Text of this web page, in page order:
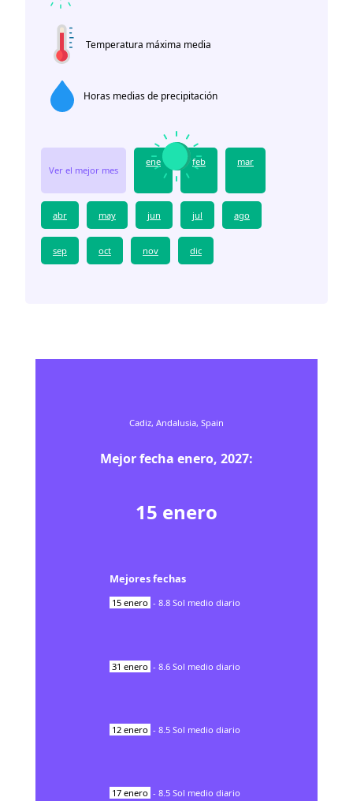
Temperatura máxima media
Horas medias de precipitación
Ver el mejor mes
ene feb mar
abr may jun jul ago
sep oct nov dic
Cadiz, Andalusia, Spain
Mejor fecha enero, 2027:
15 enero
Mejores fechas
15 enero - 8.8 Sol medio diario
31 enero - 8.6 Sol medio diario
12 enero - 8.5 Sol medio diario
17 enero - 8.5 Sol medio diario